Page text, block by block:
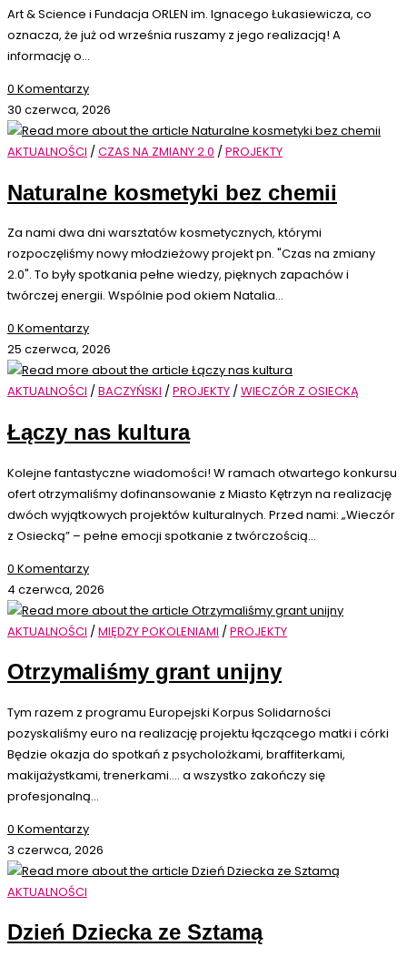
Art & Science i Fundacja ORLEN im. Ignacego Łukasiewicza, co
oznacza, że już od września ruszamy z jego realizacją! A
informację o…
0 Komentarzy
30 czerwca, 2026
AKTUALNOŚCI / CZAS NA ZMIANY 2.0 / PROJEKTY
Naturalne kosmetyki bez chemii
Za nami dwa dni warsztatów kosmetycznych, którymi
rozpoczęliśmy nowy młodzieżowy projekt pn. "Czas na zmiany
2.0". To były spotkania pełne wiedzy, pięknych zapachów i
twórczej energii. Wspólnie pod okiem Natalia…
0 Komentarzy
25 czerwca, 2026
AKTUALNOŚCI / BACZYŃSKI / PROJEKTY / WIECZÓR Z OSIECKĄ
Łączy nas kultura
Kolejne fantastyczne wiadomości! W ramach otwartego konkursu
ofert otrzymaliśmy dofinansowanie z Miasto Kętrzyn na realizację
dwóch wyjątkowych projektów kulturalnych. Przed nami: „Wieczór
z Osiecką” – pełne emocji spotkanie z twórczością…
0 Komentarzy
4 czerwca, 2026
AKTUALNOŚCI /MIĘDZY POKOLENIAMI /PROJEKTY
Otrzymaliśmy grant unijny
Tym razem z programu Europejski Korpus Solidarności
pozyskaliśmy euro na realizację projektu łączącego matki i córki
Będzie okazja do spotkań z psycholożkami, braffiterkami,
makijażystkami, trenerkami.... a wszystko zakończy się
profesjonalną…
0 Komentarzy
3 czerwca, 2026
AKTUALNOŚCI
Dzień Dziecka ze Sztamą